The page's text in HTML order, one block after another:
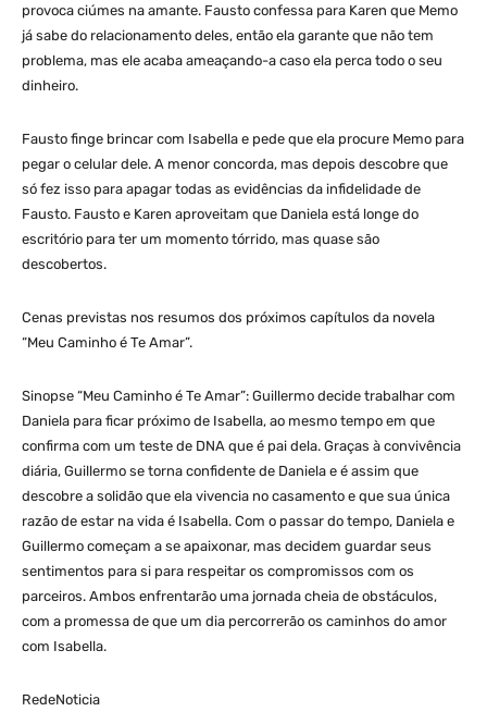
provoca ciúmes na amante. Fausto confessa para Karen que Memo
já sabe do relacionamento deles, então ela garante que não tem
problema, mas ele acaba ameaçando-a caso ela perca todo o seu
dinheiro.
Fausto finge brincar com Isabella e pede que ela procure Memo para
pegar o celular dele. A menor concorda, mas depois descobre que
só fez isso para apagar todas as evidências da infidelidade de
Fausto. Fausto e Karen aproveitam que Daniela está longe do
escritório para ter um momento tórrido, mas quase são
descobertos.
Cenas previstas nos resumos dos próximos capítulos da novela
“Meu Caminho é Te Amar”.
Sinopse “Meu Caminho é Te Amar”: Guillermo decide trabalhar com
Daniela para ficar próximo de Isabella, ao mesmo tempo em que
confirma com um teste de DNA que é pai dela. Graças à convivência
diária, Guillermo se torna confidente de Daniela e é assim que
descobre a solidão que ela vivencia no casamento e que sua única
razão de estar na vida é Isabella. Com o passar do tempo, Daniela e
Guillermo começam a se apaixonar, mas decidem guardar seus
sentimentos para si para respeitar os compromissos com os
parceiros. Ambos enfrentarão uma jornada cheia de obstáculos,
com a promessa de que um dia percorrerão os caminhos do amor
com Isabella.
RedeNoticia